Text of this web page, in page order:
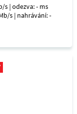
s | odezva: - ms
s | nahrávání: -